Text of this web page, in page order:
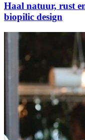
Haal natuur, rust
biopilic design